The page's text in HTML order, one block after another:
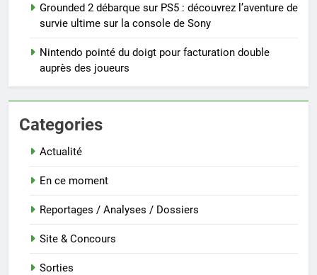
Grounded 2 débarque sur PS5 : découvrez l’aventure de
survie ultime sur la console de Sony
Nintendo pointé du doigt pour facturation double
auprès des joueurs
Categories
Actualité
En ce moment
Reportages / Analyses / Dossiers
Site & Concours
Sorties